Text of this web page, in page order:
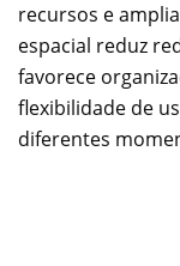
recursos e
espacial reduz
favorece
flexibilidade de
diferentes